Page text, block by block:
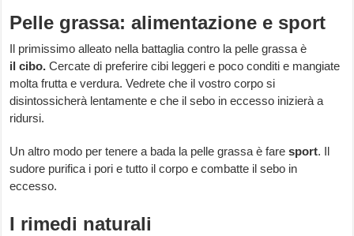
Pelle grassa: alimentazione e sport
Il primissimo alleato nella battaglia contro la pelle grassa è
il cibo. Cercate di preferire cibi leggeri e poco conditi e mangiate
molta frutta e verdura. Vedrete che il vostro corpo si
disintossicherà lentamente e che il sebo in eccesso inizierà a
ridursi.
Un altro modo per tenere a bada la pelle grassa è faresport. Il
sudore purifica i pori e tutto il corpo e combatte il sebo in
eccesso.
I rimedi naturali